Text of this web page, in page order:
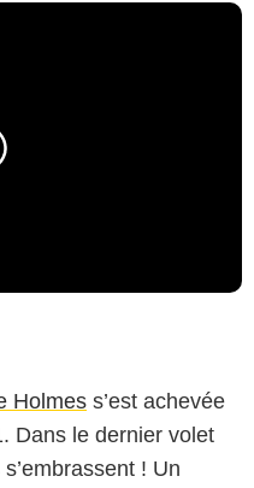
Holmes s’est achevée
Dans le dernier volet
! Un